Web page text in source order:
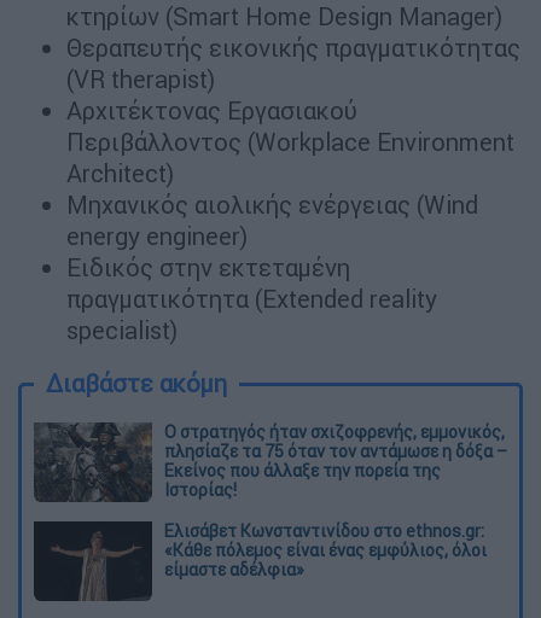
κτηρίων (Smart Home Design Manager)
Θεραπευτής εικονικής πραγματικότητας
(VR therapist)
Αρχιτέκτονας Εργασιακού
Περιβάλλοντος (Workplace Environment
Architect)
Μηχανικός αιολικής ενέργειας (Wind
energy engineer)
Ειδικός στην εκτεταμένη
πραγματικότητα (Extended reality
specialist)
Διαβάστε ακόμη
O στρατηγός ήταν σχιζοφρενής, εμμονικός,
πλησίαζε τα 75 όταν τον αντάμωσε η δόξα –
Εκείνος που άλλαξε την πορεία της
Ιστορίας!
Ελισάβετ Κωνσταντινίδου στο ethnos.gr:
«Κάθε πόλεμος είναι ένας εμφύλιος, όλοι
είμαστε αδέλφια»